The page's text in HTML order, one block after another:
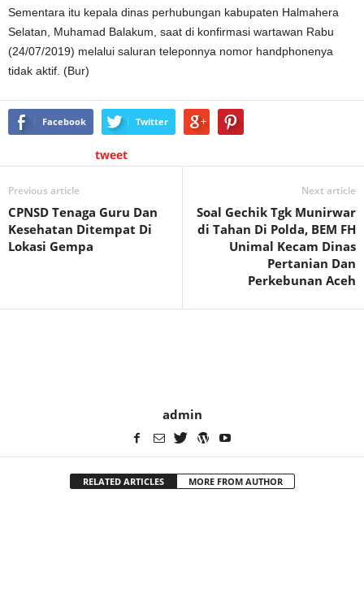
Sementara itu kepala dinas perhubungan kabupaten Halmahera
Selatan, Muhamad Balakum, saat di konfirmasi wartawan Rabu
(24/07/2019) melalui saluran teleponnya nomor handphonenya
tidak aktif. (Bur)
Facebook Twitter
tweet
Previous article
CPNSD Tenaga Guru Dan
Kesehatan Ditempat Di
Lokasi Gempa
Next article
Soal Gechik Tgk Munirwar
di Tahan Di Polda, BEM FH
Unimal Kecam Dinas
Pertanian Dan
Perkebunan Aceh
admin
RELATED ARTICLES MORE FROM AUTHOR